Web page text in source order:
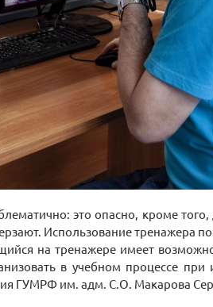
это опасно, кроме
Использование тренажера
на тренажере имеет
в учебном процессе
ГУМРФ им. адм. С.О. Макарова